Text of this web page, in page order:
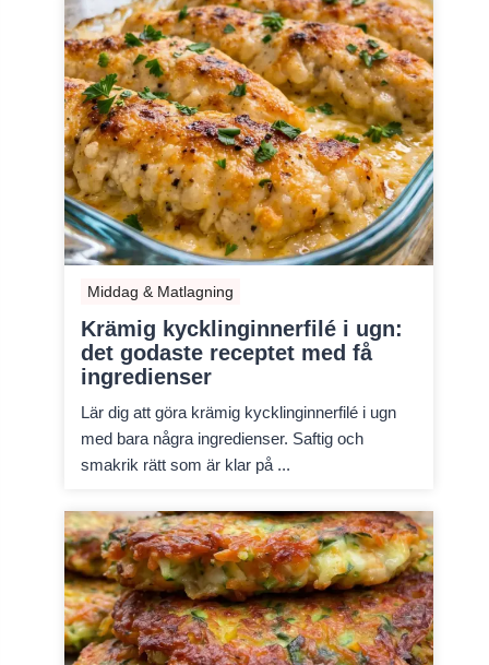
Middag & Matlagning
Krämig kycklinginnerfilé i ugn:
det godaste receptet med få
ingredienser
Lär dig att göra krämig kycklinginnerfilé i ugn
med bara några ingredienser. Saftig och
smakrik rätt som är klar på ...